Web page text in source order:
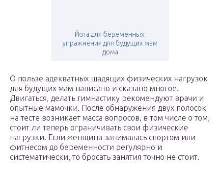
Йога для беременных:
упражнения для будущих мам
дома
О пользе адекватных щадящих физических нагрузок
для будущих мам написано и сказано многое.
Двигаться, делать гимнастику рекомендуют врачи и
опытные мамочки. После обнаружения двух полосок
на тесте возникает масса вопросов, в том числе о том,
стоит ли теперь ограничивать свои физические
нагрузки. Если женщина занималась спортом или
фитнесом до беременности регулярно и
систематически, то бросать занятия точно не стоит.